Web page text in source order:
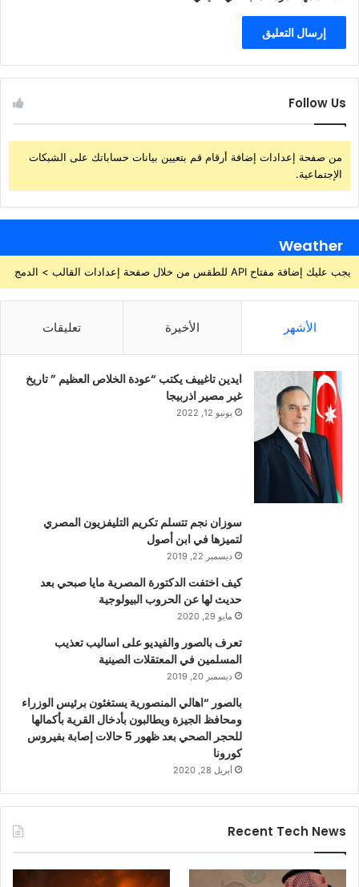
Follow Us
من صفحة إعدادات إضافة أرقام قم بتعيين بيانات حساباتك على الشبكات
الإجتماعية.
Weather
يجب عليك إضافة مفتاح API للطقس من خلال صفحة إعدادات القالب > الدمج
الأشهر الأخيرة تعليقات
ايدين تاغييف يكتب “عودة الخلاص العظيم ” تاريخ
غير مصير اذربيجا
يونيو 12, 2022
سوزان نجم تتسلم تكريم التليفزيون المصري
لتميزها في ابن أصول
ديسمبر 22, 2019
كيف اختفت الدكتورة المصرية مايا صبحي بعد
حديث لها عن الحروب البيولوجية
مايو 29, 2020
تعرف بالصور والفيديو على اساليب تعذيب
المسلمين في المعتقلات الصينية
ديسمبر 20, 2019
بالصور “اهالي المنصورية يستغثون برئيس الوزراء
ومحافظ الجيزة ويطالبون بأدخال القرية بأكمالها
للحجر الصحي بعد ظهور 5 حالات إصابة بفيروس
كورونا
أبريل 28, 2020
Recent Tech News